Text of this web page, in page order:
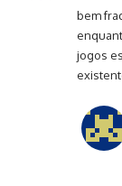
bem
jogos